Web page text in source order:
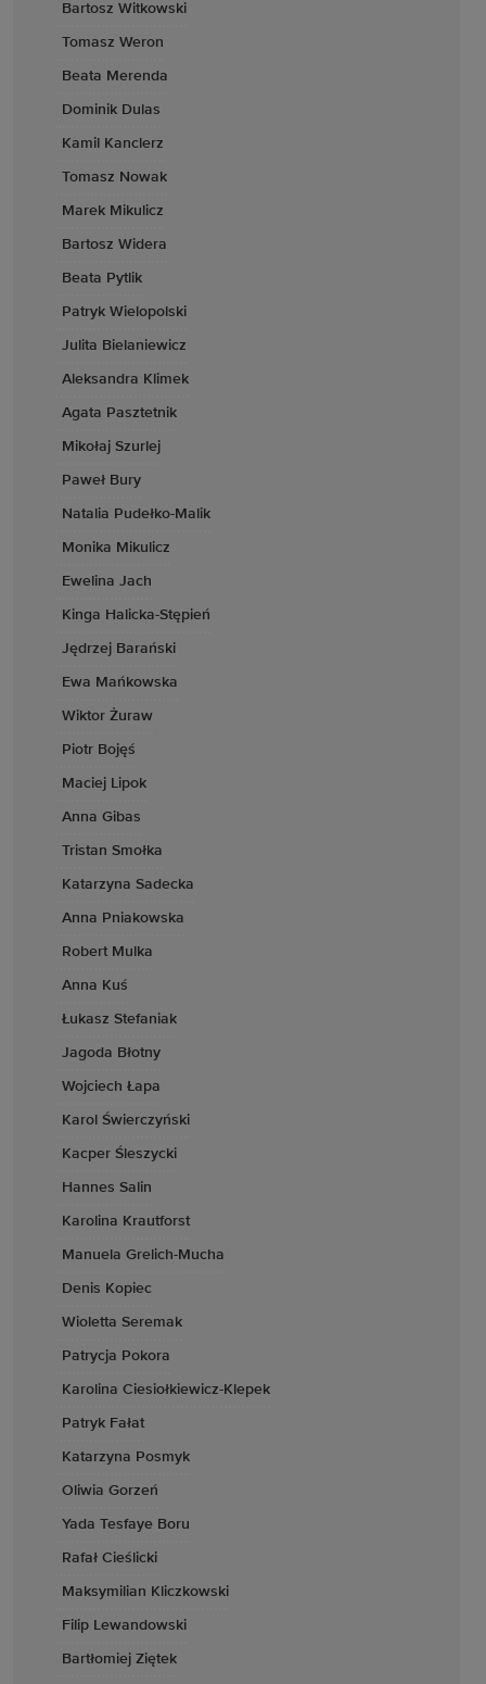
Bartosz Witkowski
Tomasz Weron
Beata Merenda
Dominik Dulas
Kamil Kanclerz
Tomasz Nowak
Marek Mikulicz
Bartosz Widera
Beata Pytlik
Patryk Wielopolski
Julita Bielaniewicz
Aleksandra Klimek
Agata Pasztetnik
Mikołaj Szurlej
Paweł Bury
Natalia Pudełko-Malik
Monika Mikulicz
Ewelina Jach
Kinga Halicka-Stępień
Jędrzej Barański
Ewa Mańkowska
Wiktor Żuraw
Piotr Bojęś
Maciej Lipok
Anna Gibas
Tristan Smołka
Katarzyna Sadecka
Anna Pniakowska
Robert Mulka
Anna Kuś
Łukasz Stefaniak
Jagoda Błotny
Wojciech Łapa
Karol Świerczyński
Kacper Śleszycki
Hannes Salin
Karolina Krautforst
Manuela Grelich-Mucha
Denis Kopiec
Wioletta Seremak
Patrycja Pokora
Karolina Ciesiołkiewicz-Klepek
Patryk Fałat
Katarzyna Posmyk
Oliwia Gorzeń
Yada Tesfaye Boru
Rafał Cieślicki
Maksymilian Kliczkowski
Filip Lewandowski
Bartłomiej Ziętek